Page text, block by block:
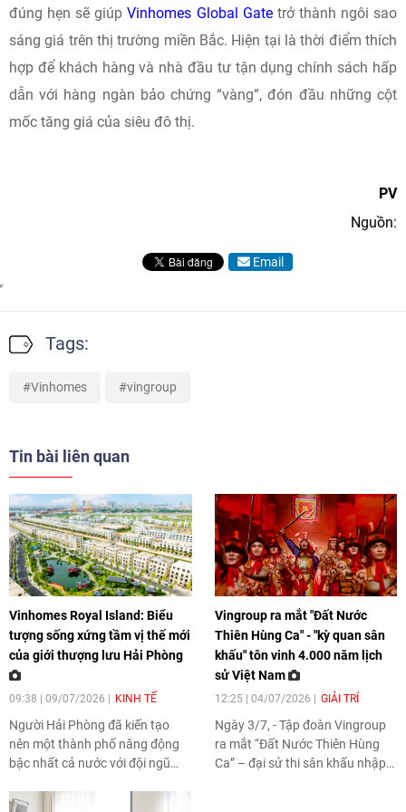
đúng hẹn sẽ giúpVinhomes Global Gatetrở thành ngôi sao
sáng giá trên thị trường miền Bắc. Hiện tại là thời điểm thích
hợp để khách hàng và nhà đầu tư tận dụng chính sách hấp
dẫn với hàng ngàn bảo chứng “vàng”, đón đầu những cột
mốc tăng giá của siêu đô thị.
PV
Nguồn:
Email
Tags:
Vinhomes vingroup
Tin bài liên quan
Vinhomes Royal Island: Biểu
tượng sống xứng tầm vị thế mới
của giới thượng lưu Hải Phòng
09:38 | 09/07/2026 KINH TẾ
Người Hải Phòng đã kiến tạo
nên một thành phố năng động
bậc nhất cả nước với đội ngũ
ngày càng đông đảo. Sự xuất
Vingroup ra mắt "Đất Nước
Thiên Hùng Ca" - "kỳ quan sân
khấu" tôn vinh 4.000 năm lịch
sử Việt Nam
12:25 | 04/07/2026 GIẢI TRÍ
Ngày 3/7, - Tập đoàn Vingroup
ra mắt “Đất Nước Thiên Hùng
Ca” – đại sử thi sân khấu nhập